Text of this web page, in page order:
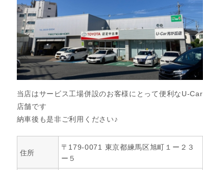
当店はサービス工場併設のお客様にとって便利なU-Car
店舗です
納車後も是非ご利用ください♪
住所
〒179-0071 東京都練馬区旭町１ー２３
ー５